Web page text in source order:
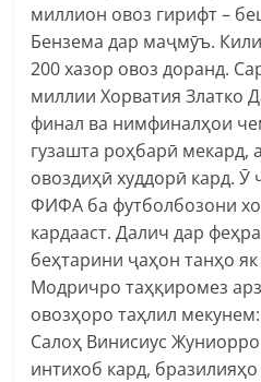
миллион овоз гирифт –
Бензема дар маҷмӯъ.
200 хазор овоз доранд.
миллии Хорватия Златко
финал ва нимфиналҳои
гузашта роҳбарӣ мекард,
овоздиҳӣ худдорӣ кард.
ФИФА ба футболбозони
кардааст. Далич дар
беҳтарини ҷаҳон танҳо як
Модричро таҳқиромез
овозҳоро таҳлил
Салоҳ Винисиус
интихоб кард,